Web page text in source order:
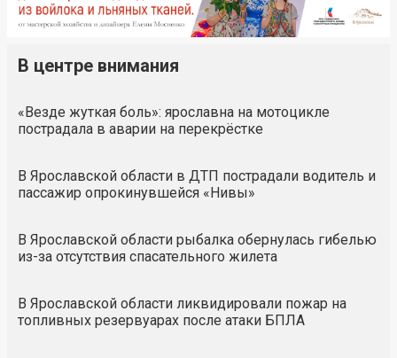
В центре внимания
«Везде жуткая боль»: ярославна на мотоцикле
пострадала в аварии на перекрёстке
В Ярославской области в ДТП пострадали водитель и
пассажир опрокинувшейся «Нивы»
В Ярославской области рыбалка обернулась гибелью
из-за отсутствия спасательного жилета
В Ярославской области ликвидировали пожар на
топливных резервуарах после атаки БПЛА